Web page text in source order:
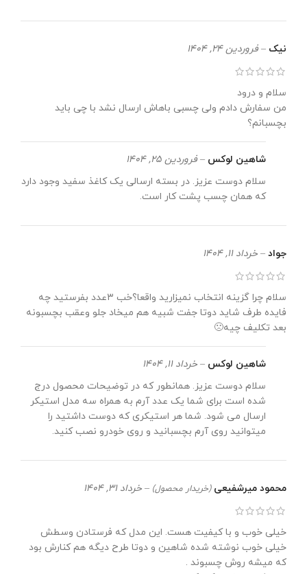
نیک – فروردین 24, 1404
سلام و درود
من سفارش دادم ولی چسبی باهاش ارسال نشد با چی باید
بچسبانم؟
شاهین لوکس – فروردین 25, 1404
سلام دوست عزیز. در بسته ارسالی یک کاغذ سفید وجود دارد
که همان چسب پشت کار است.
جواد – خرداد 11, 1404
سلام چرا گزینه انتخاب نمیزارید واقعا؟خب ٣عدد بفرستید چه
فایده طرف شاید دوتا جفت شبیه هم میخاد جلو وعقب بچسبونه
بعد تکلیف چیه🙁
شاهین لوکس – خرداد 11, 1404
سلام دوست عزیز. همانطور که در توضیحات محصول درج
شده است برای شما یک عدد آرم به همراه سه مدل استیکر
ارسال می شود. شما هر استیکری که دوست داشتید را
میتوانید روی آرم بچسبانید و روی خودرو نصب کنید.
محمود میرشفیعی(خریدار محصول) – خرداد 31, 1404
خیلی خوب و با کیفیت هست. این مدل که فرستادن وسطش
خیلی خوب نوشته شده شاهین و دوتا طرح دیگه هم کنارش بود
که میشه روش چسبوند .